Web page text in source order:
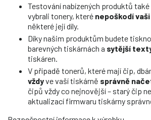
Testování nabízených produktů
vybrali tonery, které nepoškodí
některé její díly.
Díky našim produktům budete
barevných tiskárnách a sytější
tiskáren.
V případě tonerů, které mají čip,
vždyve vaší tiskárně správně
čipů vždy co nejnovější – starý čip
aktualizací firmwaru tiskárny